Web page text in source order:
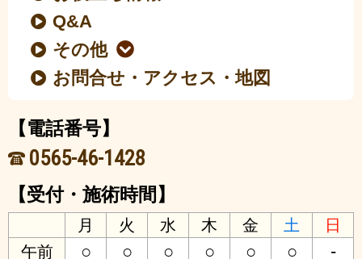
Q&A
その他
お問合せ・アクセス・地図
【電話番号】
0565-46-1428
【受付・施術時間】
月 火 水 木 金 土
日
午前
○ ○ ○ ○ ○ ○ -